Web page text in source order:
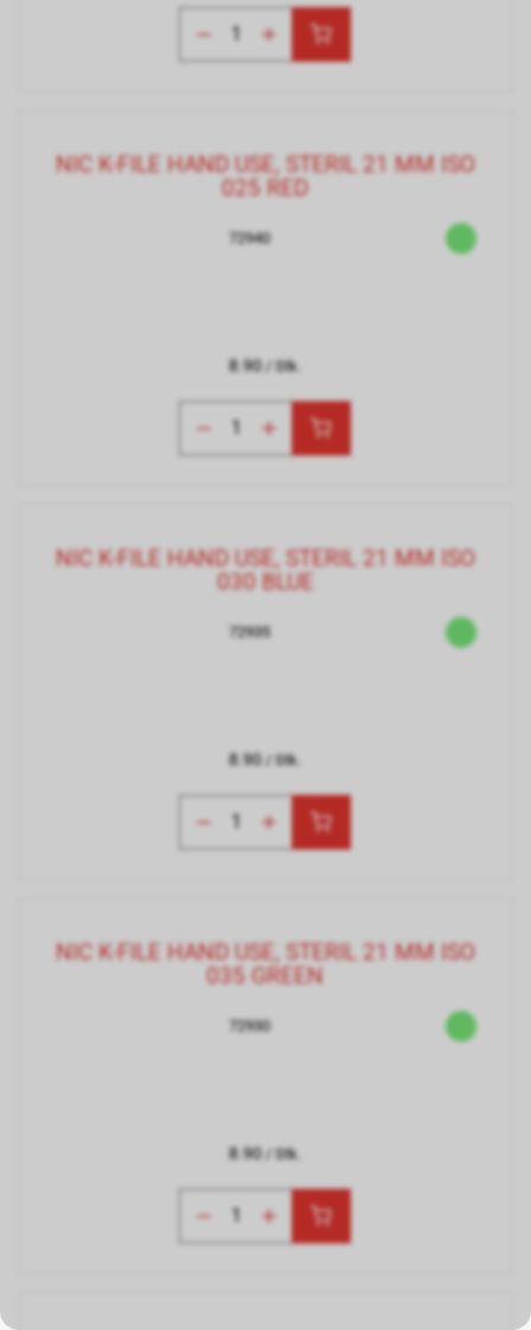
NIC K-FILE HAND USE, STERIL 21 MM ISO
025 RED
72940
8.90/ Stk.
NIC K-FILE HAND USE, STERIL 21 MM ISO
030 BLUE
72935
8.90/ Stk.
NIC K-FILE HAND USE, STERIL 21 MM ISO
035 GREEN
72930
8.90/ Stk.